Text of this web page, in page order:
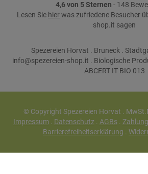
4,6 von 5 Sternen - 148
Lesen Sie hierwas zufriedene Besucher
shop.it sagen
Spezereien Horvat . Bruneck .
info@spezereien-shop.it . Biologische
ABCERT IT BIO 013
© Copyright Spezereien Horvat .
Impressum. Datenschutz. AGBs.
Barrierefreiheitserklärung .